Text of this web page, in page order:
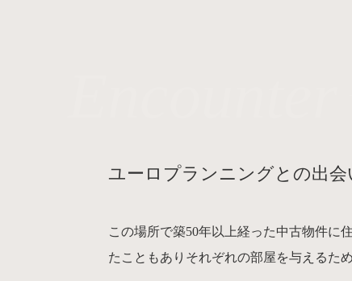
ユーロプランニングとの出会
この場所で築50年以上経った中古物件に
たこともありそれぞれの部屋を与えるた